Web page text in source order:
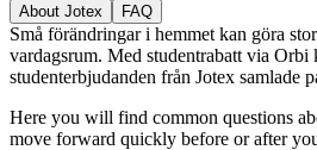
About Jotex FAQ
Små förändringar i hemmet kan göra
vardagsrum. Med studentrabatt via Orbi
studenterbjudanden från Jotex samlade
Here you will find common questions
move forward quickly before or after